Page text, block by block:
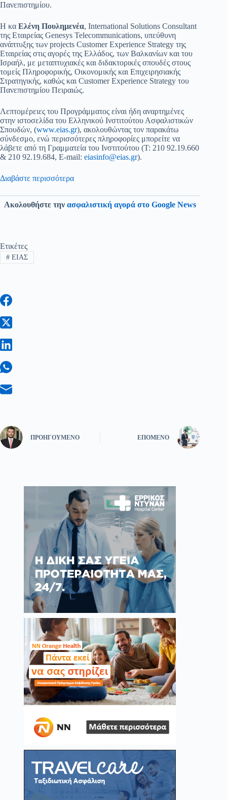
Πανεπιστημίου.
Η κα Ελένη Πουλημενέα, International Solutions Consultant
της Εταιρείας Genesys Telecommunications, υπεύθυνη
ανάπτυξης των projects Customer Experience Strategy της
Εταιρείας στις αγορές της Ελλάδος, των Βαλκανίων και του
Ισραήλ, με μεταπτυχιακές και διδακτορικές σπουδές στους
τομείς Πληροφορικής, Οικονομικής και Επιχειρησιακής
Στρατηγικής, καθώς και Customer Experience Strategy του
Πανεπιστημίου Πειραιώς.
Λεπτομέρειες του Προγράμματος είναι ήδη αναρτημένες
στην ιστοσελίδα του Ελληνικού Ινστιτούτου Ασφαλιστικών
Σπουδών, (www.eias.gr), ακολουθώντας τον παρακάτω
σύνδεσμο, ενώ περισσότερες πληροφορίες μπορείτε να
λάβετε από τη Γραμματεία του Ινστιτούτου (T: 210 92.19.660
& 210 92.19.684, Ε-mail: eiasinfo@eias.gr).
Διαβάστε περισσότερα
Ακολουθήστε την ασφαλιστική αγορά στο Google News
Ετικέτες
#ΕΙΑΣ
ΠΡΟΗΓΟΎΜΕΝΟ ΕΠΌΜΕΝΟ